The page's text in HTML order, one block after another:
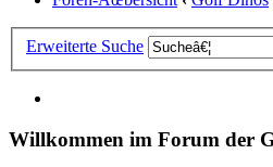
Erweiterte Suche
Willkommen im Forum der